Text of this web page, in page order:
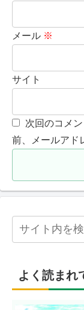
メール ※
サイト
次回のコメ
前、メールアド
よく読まれ